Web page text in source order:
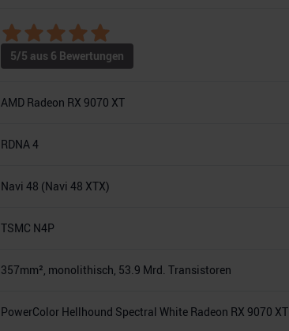
5/5 aus 6 Bewertungen
AMD Radeon RX 9070 XT
RDNA 4
Navi 48 (Navi 48 XTX)
TSMC N4P
357mm², monolithisch, 53.9 Mrd. Transistoren
PowerColor Hellhound Spectral White Radeon RX 9070 XT